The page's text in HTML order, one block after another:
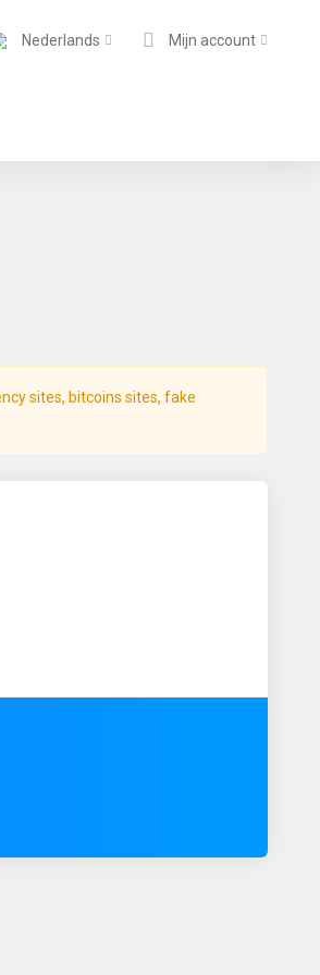
Nederlands Mijn account
sites, bitcoins sites, fake